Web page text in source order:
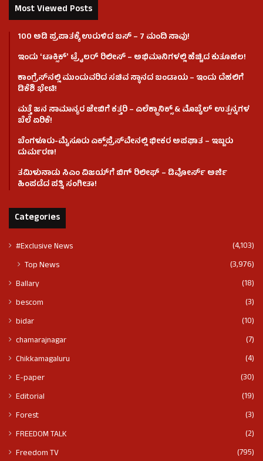
Most Viewed Posts
100 ಅಡಿ ಪ್ರಪಾತಕ್ಕೆ ಉರುಳಿದ ಬಸ್‌ – 7 ಮಂದಿ ಸಾವು!
ಇಂದು ʻಟಾಕ್ಸಿಕ್ʼ ಟ್ರೈಲರ್ ರಿಲೀಸ್‌ – ಅಭಿಮಾನಿಗಳಲ್ಲಿ ಹೆಚ್ಚಿದ ಕುತೂಹಲ!
ಕಾಂಗ್ರೆಸ್​ನಲ್ಲಿ ಮುಂದುವರಿದ ಸಚಿವ ಸ್ಥಾನದ ಬಂಡಾಯ – ಇಂದು ದೆಹಲಿಗೆ
ಡಿಕೆಶಿ ಭೇಟಿ!
ಮತ್ತೆ ಜನ ಸಾಮಾನ್ಯರ ಜೇಬಿಗೆ ಕತ್ತರಿ – ಎಲೆಕ್ಟ್ರಾನಿಕ್ಸ್ & ಮೊಬೈಲ್ ಉತ್ಪನ್ನಗಳ
ಬೆಲೆ ಏರಿಕೆ!
ಬೆಂಗಳೂರು-ಮೈಸೂರು ಎಕ್ಸ್‌ಪ್ರೆಸ್‌ವೇನಲ್ಲಿ ಭೀಕರ ಅಪಘಾತ – ಇಬ್ಬರು
ದುರ್ಮರಣ!
ತಮಿಳುನಾಡು ಸಿಎಂ ವಿಜಯ್‌ಗೆ ಬಿಗ್ ರಿಲೀಫ್ – ಡಿವೋರ್ಸ್ ಅರ್ಜಿ
ಹಿಂಪಡೆದ ಪತ್ನಿ ಸಂಗೀತಾ!
Categories
#Exclusive News (4,103)
Top News (3,976)
Ballary
(18)
bescom
(3)
bidar
(10)
chamarajnagar
(7)
Chikkamagaluru
(4)
E-paper
(30)
Editorial
(19)
Forest
(3)
FREEDOM TALK
(2)
Freedom TV
(795)